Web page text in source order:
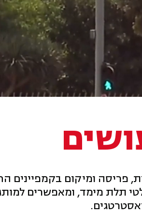
תלת מימד, ומאפשרים